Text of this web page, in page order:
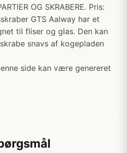
OG SKRABERE. Pris:
GTS Aalway har et
til fliser og glas. Den kan
snavs af kogepladen
side kan være genereret